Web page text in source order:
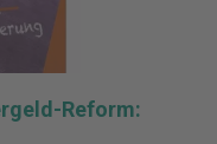
Reform: